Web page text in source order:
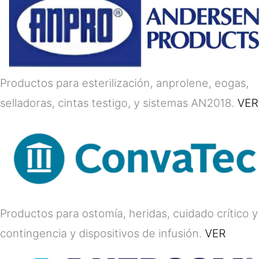
Productos para esterilización, anprolene, eogas,
selladoras, cintas testigo, y sistemas AN2018. VER
Productos para ostomía, heridas, cuidado crítico y
contingencia y dispositivos de infusión. VER